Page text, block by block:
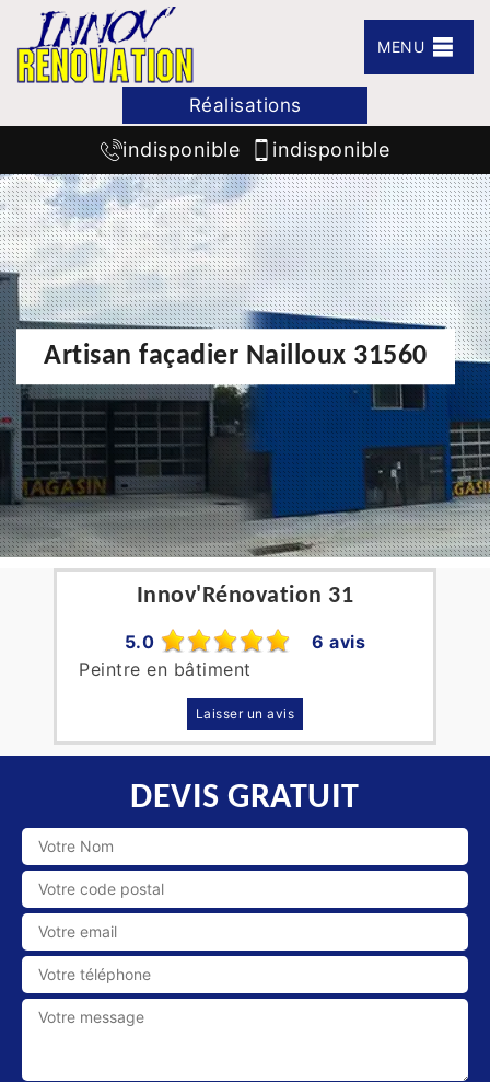
MENU
Réalisations
indisponible indisponible
Artisan façadier Nailloux 31560
Innov'Rénovation 31
5.0
6 avis
Peintre en bâtiment
Laisser un avis
DEVIS GRATUIT